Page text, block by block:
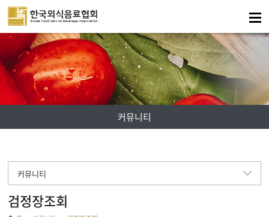
주메뉴 바로가기
컨텐츠 바로가기
커뮤니티
커뮤니티
검정장조회